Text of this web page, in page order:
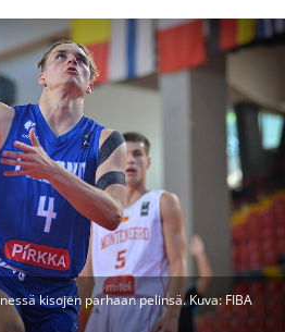
kisojen parhaan pelinsä. Kuva: FIBA